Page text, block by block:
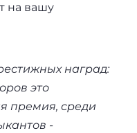
на вашу
наград:
это
премия, среди
-